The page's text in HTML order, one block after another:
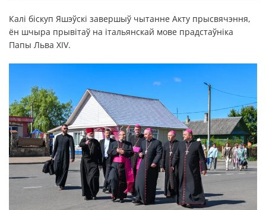
Калі біскуп Яшэўскі завершыў чытанне Акту прысвячэння,
ён шчыра прывітаў на італьянскай мове прадстаўніка
Папы Льва XIV.